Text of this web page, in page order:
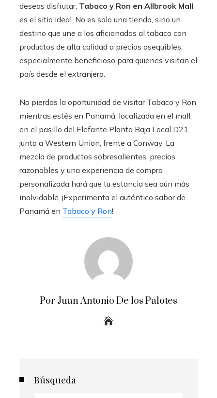
deseas disfrutar, Tabaco y Ron en Allbrook Mall
es el sitio ideal. No es solo una tienda, sino un
destino que une a los aficionados al tabaco con
productos de alta calidad a precios asequibles,
especialmente beneficioso para quienes visitan el
país desde el extranjero.
No pierdas la oportunidad de visitar Tabaco y Ron
mientras estés en Panamá, localizada en el mall,
en el pasillo del Elefante Planta Baja Local D21,
junto a Western Union, frente a Conway. La
mezcla de productos sobresalientes, precios
razonables y una experiencia de compra
personalizada hará que tu estancia sea aún más
inolvidable. ¡Experimenta el auténtico sabor de
Panamá en Tabaco y Ron!
Por Juan Antonio De los Palotes
Búsqueda